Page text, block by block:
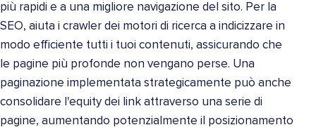
più rapidi e a una migliore navigazione del sito. Per la
SEO, aiuta i crawler dei motori di ricerca a indicizzare in
modo efficiente tutti i tuoi contenuti, assicurando che
le pagine più profonde non vengano perse. Una
paginazione implementata strategicamente può anche
consolidare l'equity dei link attraverso una serie di
pagine, aumentando potenzialmente il posizionamento